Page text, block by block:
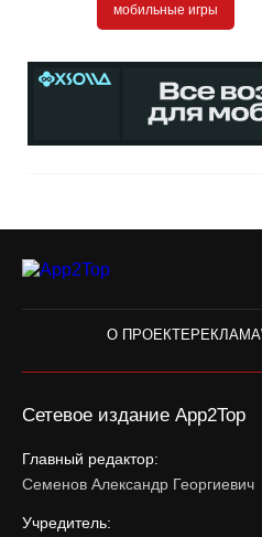
мобильные игры
О ПРОЕКТЕРЕКЛАМА
Сетевое издание App2Top
Главный редактор:
Семенов Александр Георгиевич
Учредитель: